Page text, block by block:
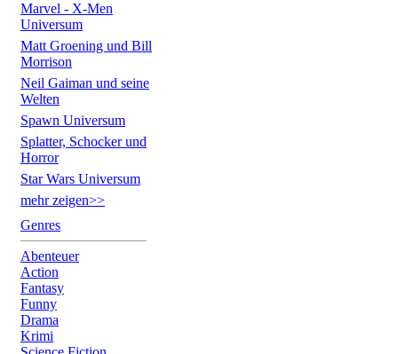
Marvel - X-Men
Universum
Matt Groening und Bill
Morrison
Neil Gaiman und seine
Welten
Spawn Universum
Splatter, Schocker und
Horror
Star Wars Universum
mehr zeigen>>
Genres
Abenteuer
Action
Fantasy
Funny
Drama
Krimi